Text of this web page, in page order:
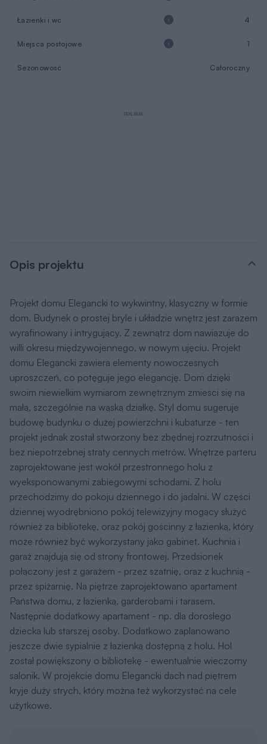
Łazienki i wc 4
Miejsca postojowe 1
Sezonowość Całoroczny
REKLAMA
Opis projektu
Projekt domu Elegancki to wykwintny, klasyczny w formie
dom. Budynek o prostej bryle i układzie wnętrz jest zarazem
wyrafinowany i intrygujący. Z zewnątrz dom nawiązuje do
willi okresu międzywojennego, w nowym ujęciu. Projekt
domu Elegancki zawiera elementy nowoczesnych
uproszczeń, co potęguje jego elegancję. Dom dzięki
swoim niewielkim wymiarom zewnętrznym zmieści się na
małą, szczególnie na wąską działkę. Styl domu sugeruje
budowę budynku o dużej powierzchni i kubaturze - ten
projekt jednak został stworzony bez zbędnej rozrzutności i
bez niepotrzebnej straty cennych metrów. Wnętrze parteru
zaprojektowane jest wokół przestronnego holu z
wyeksponowanymi zabiegowymi schodami. Z holu
przechodzimy do pokoju dziennego i do jadalni. W części
dziennej wyodrębniono pokój telewizyjny mogący służyć
również za bibliotekę, oraz pokój gościnny z łazienką, który
może również być wykorzystany jako gabinet. Kuchnia i
garaż znajdują się od strony frontowej. Przedsionek
połączony jest z garażem - przez szatnię, oraz z kuchnią -
przez spiżarnię. Na piętrze zaprojektowano apartament
Państwa domu, z łazienką, garderobami i tarasem.
Następnie dodatkowy apartament - np. dla dorosłego
dziecka lub starszej osoby. Dodatkowo zaplanowano
jeszcze dwie sypialnie z łazienką dostępną z holu. Hol
został powiększony o bibliotekę - ewentualnie wieczorny
salonik. W projekcie domu Elegancki dach nad piętrem
kryje duży strych, który można też wykorzystać na cele
użytkowe.